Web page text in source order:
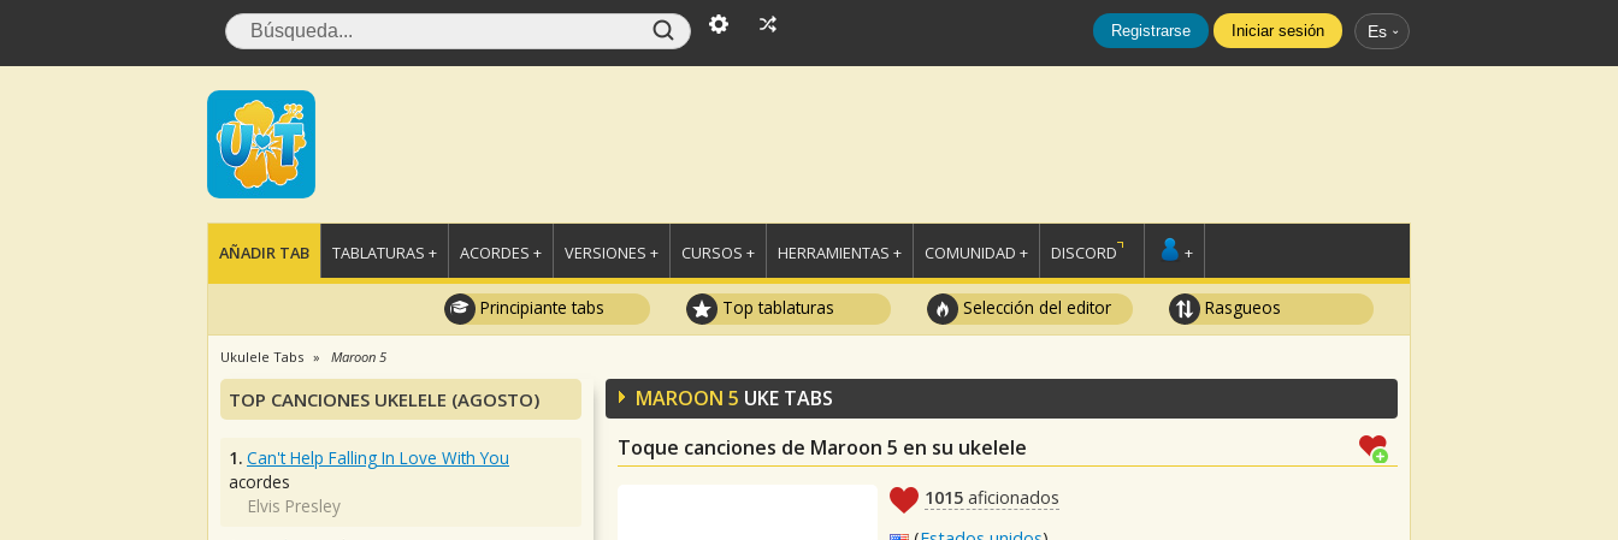
Registrarse Iniciar sesión Es
AÑADIR TAB TABLATURAS + ACORDES + VERSIONES + CURSOS + HERRAMIENTAS + COMUNIDAD + DISCORD +
Principiante tabs Top tablaturas Selección del editor Rasgueos
Ukulele Tabs Maroon 5
MAROON 5 UKE TABS
Toque canciones de Maroon 5 en su ukelele
1015 aficionados
TOP CANCIONES UKELELE (AGOSTO)
1. Can't Help Falling In Love With You
acordes
Elvis Presley